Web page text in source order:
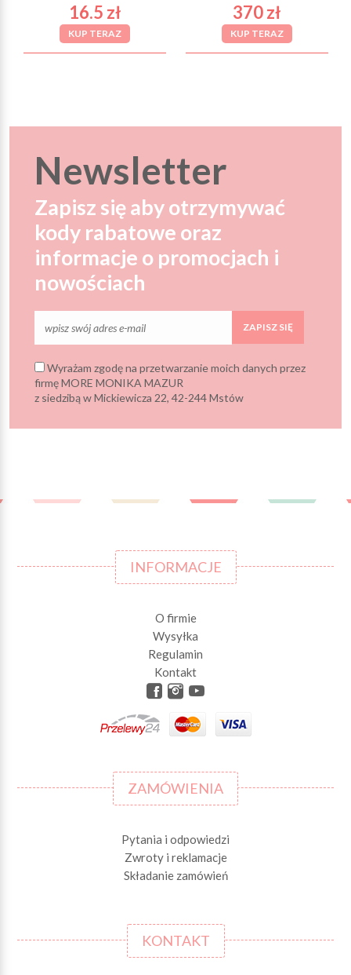
16.5 zł
KUP TERAZ
370 zł
KUP TERAZ
Newsletter
Zapisz się aby otrzymywać
kody rabatowe oraz
informacje o promocjach i
nowościach
ZAPISZ SIĘ
Wyrażam zgodę na przetwarzanie moich danych przez
firmę MORE MONIKA MAZUR
z siedzibą w Mickiewicza 22, 42-244 Mstów
INFORMACJE
O firmie
Wysyłka
Regulamin
Kontakt
ZAMÓWIENIA
Pytania i odpowiedzi
Zwroty i reklamacje
Składanie zamówień
KONTAKT